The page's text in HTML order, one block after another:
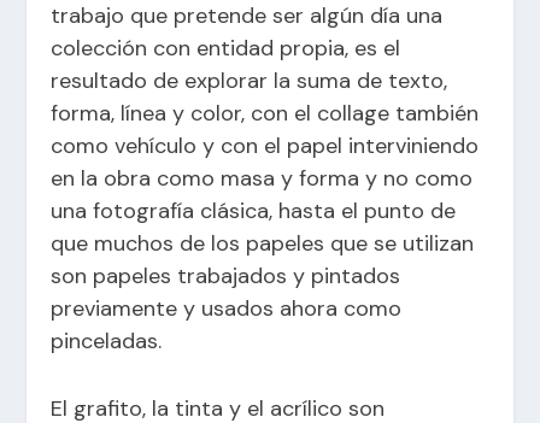
trabajo que pretende ser algún día una
colección con entidad propia, es el
resultado de explorar la suma de texto,
forma, línea y color, con el collage también
como vehículo y con el papel interviniendo
en la obra como masa y forma y no como
una fotografía clásica, hasta el punto de
que muchos de los papeles que se utilizan
son papeles trabajados y pintados
previamente y usados ahora como
pinceladas.
El grafito, la tinta y el acrílico son